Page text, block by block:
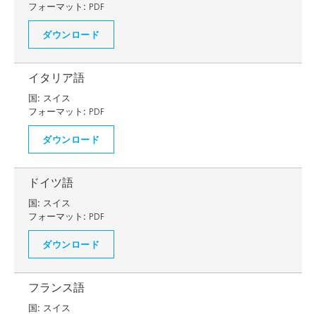
フォーマット: PDF
ダウンロード
イタリア語
国: スイス
フォーマット: PDF
ダウンロード
ドイツ語
国: スイス
フォーマット: PDF
ダウンロード
フランス語
国: スイス